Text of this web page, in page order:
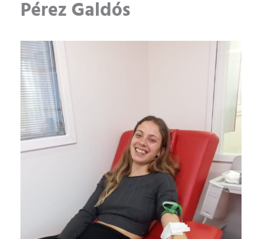
Pérez Galdós